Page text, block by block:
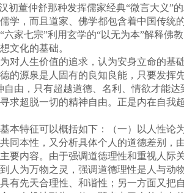
初董仲舒那种发挥儒家经典“微言大义
学，而且道家、佛学都包含着中国传
家七宗”利用玄学的“以无为本”解释佛
文化的基础。
人生价值的追求，认为安身立命的基
的源泉是人固有的良知良能，只要发
由，只有超越道德、名利、情欲才能
求超脱一切的精神自由。正是内在自
特征可以概括如下：（一）以人性论
同本性，又分析具体个人的道德差别
要内容。由于强调道德理性和重视人际
人为万物之灵，强调道德理性是人与
有先天合理性、和谐性；另一方面又把